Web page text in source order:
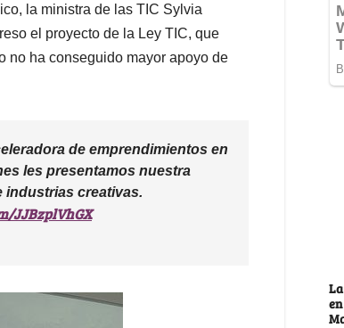
la ministra de las TIC Sylvia
el proyecto de la Ley TIC, que
no ha conseguido mayor apoyo de
de emprendimientos en
les presentamos nuestra
industrias creativas.
JJBzplVhGX